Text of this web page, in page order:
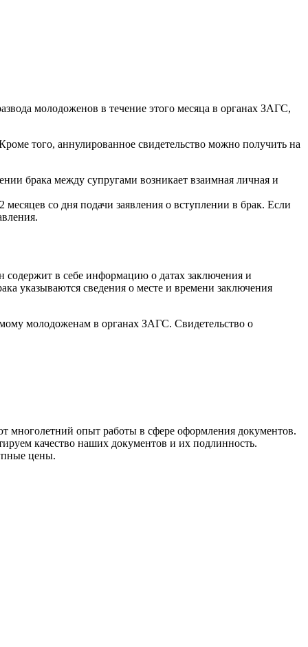
молодоженов в течение этого месяца в органах ЗАГС,
того, аннулированное свидетельство можно получить на
брака между супругами возникает взаимная личная и
со дня подачи заявления о вступлении в брак. Если
в себе информацию о датах заключения и
указываются сведения о месте и времени заключения
молодоженам в органах ЗАГС. Свидетельство о
многолетний опыт работы в сфере оформления документов.
качество наших документов и их подлинность.
цены.